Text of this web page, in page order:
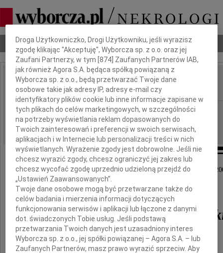
Nekrologi Odeszli Poradnik pogrzebowy
IMIĘ I NAZWISKO: Andrzej Chruszczyński
REGION: Warszawa
DATA EMISJI: 13.06.2009
Z głębokim żalem zawiadamiamy, że dnia 3 czerwca
zmarł
Andrzej
Chruszcz
Dbamy o Twoją prywatność
Droga Użytkowniczko, Drogi Użytkowniku, jeśli wyrazisz
zgodę klikając "Akceptuję", Wyborcza sp. z o.o. oraz jej
Zaufani Partnerzy, w tym [874] Zaufanych Partnerów IAB,
jak również Agora S.A. będąca spółką powiązaną z
Wyborcza sp. z o.o., będą przetwarzać Twoje dane
osobowe takie jak adresy IP, adresy e-mail czy
identyfikatory plików cookie lub inne informacje zapisane w
tych plikach do celów marketingowych, w szczególności
na potrzeby wyświetlania reklam dopasowanych do
Twoich zainteresowań i preferencji w swoich serwisach,
aplikacjach i w Internecie lub personalizacji treści w nich
wyświetlanych. Wyrażenie zgody jest dobrowolne. Jeśli nie
chcesz wyrazić zgody, chcesz ograniczyć jej zakres lub
chcesz wycofać zgodę uprzednio udzieloną przejdź do
„Ustawień Zaawansowanych”.
Twoje dane osobowe mogą być przetwarzane także do
celów badania i mierzenia informacji dotyczących
funkcjonowania serwisów i aplikacji lub łączone z danymi
dot. świadczonych Tobie usług. Jeśli podstawą
przetwarzania Twoich danych jest uzasadniony interes
Wyborcza sp. z o.o., jej spółki powiązanej – Agora S.A. – lub
Zaufanych Partnerów, masz prawo wyrazić sprzeciw. Aby